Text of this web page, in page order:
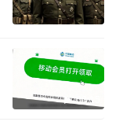
00:15